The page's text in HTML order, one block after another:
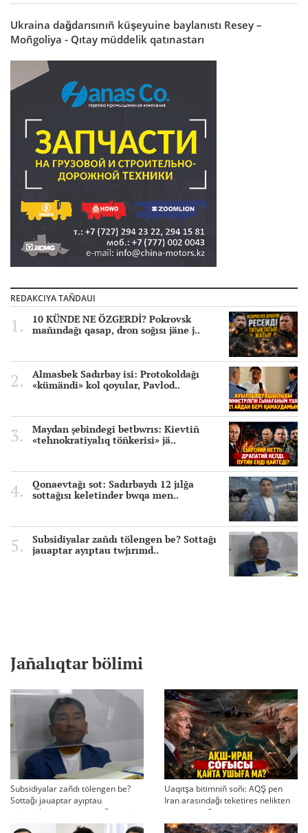
Ukraina dağdarısınıñ küşeyuine baylanıstı Resey –
Moñgoliya - Qıtay müddelik qatınastarı
REDAKCIYA TAÑDAUI
10 KÜNDE NE ÖZGERDİ? Pokrovsk
mañındağı qasap, dron soğısı jäne j..
Almasbek Sadırbay isi: Protokoldağı
«kümändi» kol qoyular, Pavlod..
Maydan şebindegi betbwrıs: Kievtiñ
«tehnokratiyalıq töñkerisi» jä..
Qonaevtağı sot: Sadırbaydı 12 jılğa
sottağısı keletinder bwqa men..
Subsidiyalar zañdı tölengen be? Sottağı
jauaptar ayıptau twjırımd..
Jañalıqtar bölimi
Subsidiyalar zañdı tölengen be?
Sottağı jauaptar ayıptau
twjırımdarın qayta qarauğa negiz
bola ala ma?
Uaqıtşa bitimniñ soñı: AQŞ pen
Iran arasındağı teketires nelikten
qayta uşıqtı?